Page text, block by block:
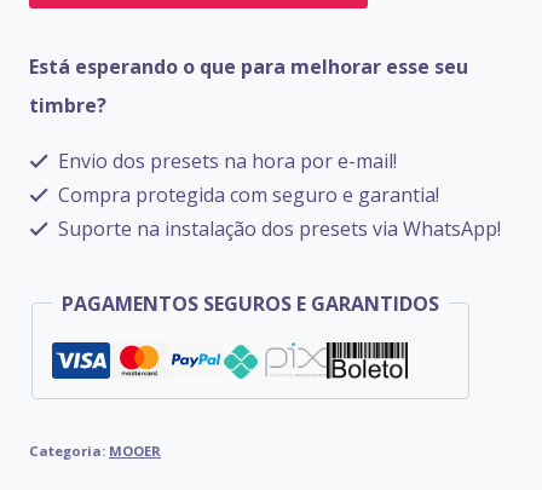
200
quantidade
Está esperando o que para melhorar esse seu
timbre?
Envio dos presets na hora por e-mail!
Compra protegida com seguro e garantia!
Suporte na instalação dos presets via WhatsApp!
PAGAMENTOS SEGUROS E GARANTIDOS
Categoria: MOOER